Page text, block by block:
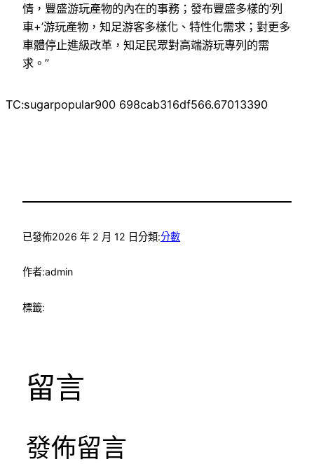
情，豐盛游玩產物的內在的事務；發布豐盛多樣的‘列
車+’游玩產物，知足游客多樣化、特性化需求；對更多
車體停止進級改革，知足民眾對高端游玩專列的需
求。”
TC:sugarpopular900 698cab316df566.67013390
已發佈2026 年 2 月 12 日分類:分數
作者:admin
標籤:
留言
發佈留言